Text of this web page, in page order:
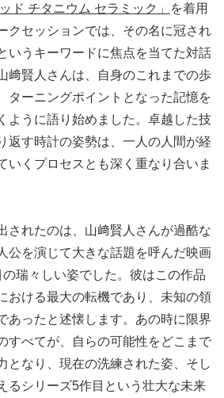
ド チタニウム セラミック」
を着用
クセッションでは、その名に冠され
いうキーワードに焦点を当てた対話
﨑賢人さんは、自身のこれまでの歩
ターニングポイントとなった記憶を
ように語り始めました。卓越した技
返す時計の姿勢は、一人の人間が経
いくプロセスとも深く重なり合いま
されたのは、山﨑賢人さんが過酷な
公を演じて大きな話題を呼んだ映画
の瑞々しい姿でした。彼はこの作品
おける最大の転機であり、未知の領
あったと述懐します。あの時に限界
すべてが、自らの可能性をどこまで
となり、現在の洗練された姿、そし
るシリーズ5作目という壮大な未来